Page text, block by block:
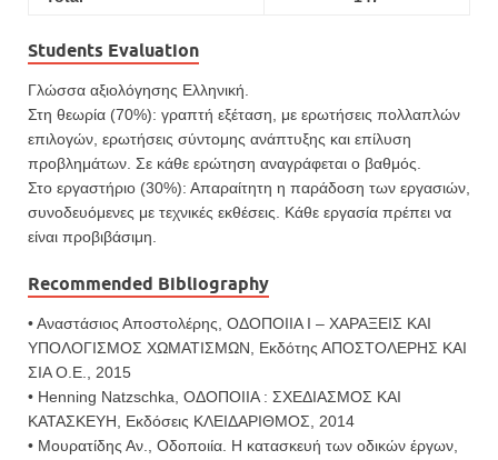
Students Evaluation
Γλώσσα αξιολόγησης Ελληνική.
Στη θεωρία (70%): γραπτή εξέταση, με ερωτήσεις πολλαπλών
επιλογών, ερωτήσεις σύντομης ανάπτυξης και επίλυση
προβλημάτων. Σε κάθε ερώτηση αναγράφεται ο βαθμός.
Στο εργαστήριο (30%): Απαραίτητη η παράδοση των εργασιών,
συνο­δευόμενες με τεχνικές εκθέσεις. Κάθε εργασία πρέπει να
είναι προβιβάσιμη.
Recommended Bibliography
• Αναστάσιος Αποστολέρης, ΟΔΟΠΟΙΙΑ Ι – ΧΑΡΑΞΕΙΣ ΚΑΙ
ΥΠΟΛΟΓΙΣΜΟΣ ΧΩΜΑΤΙΣΜΩΝ, Εκδότης ΑΠΟΣΤΟΛΕΡΗΣ ΚΑΙ
ΣΙΑ Ο.Ε., 2015
• Henning Natzschka, ΟΔΟΠΟΙΙΑ : ΣΧΕΔΙΑΣΜΟΣ ΚΑΙ
ΚΑΤΑΣΚΕΥΗ, Εκδόσεις ΚΛΕΙΔΑΡΙΘΜΟΣ, 2014
• Μουρατίδης Αν., Οδοποιία. Η κατασκευή των οδικών έργων,